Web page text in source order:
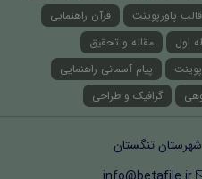
قالب پاورپوینت
قرآن راهنمایی
اول
مقاله و تحقیق
پیام آسمانی راهنمایی
گرافیک و طراحی
تنگستان